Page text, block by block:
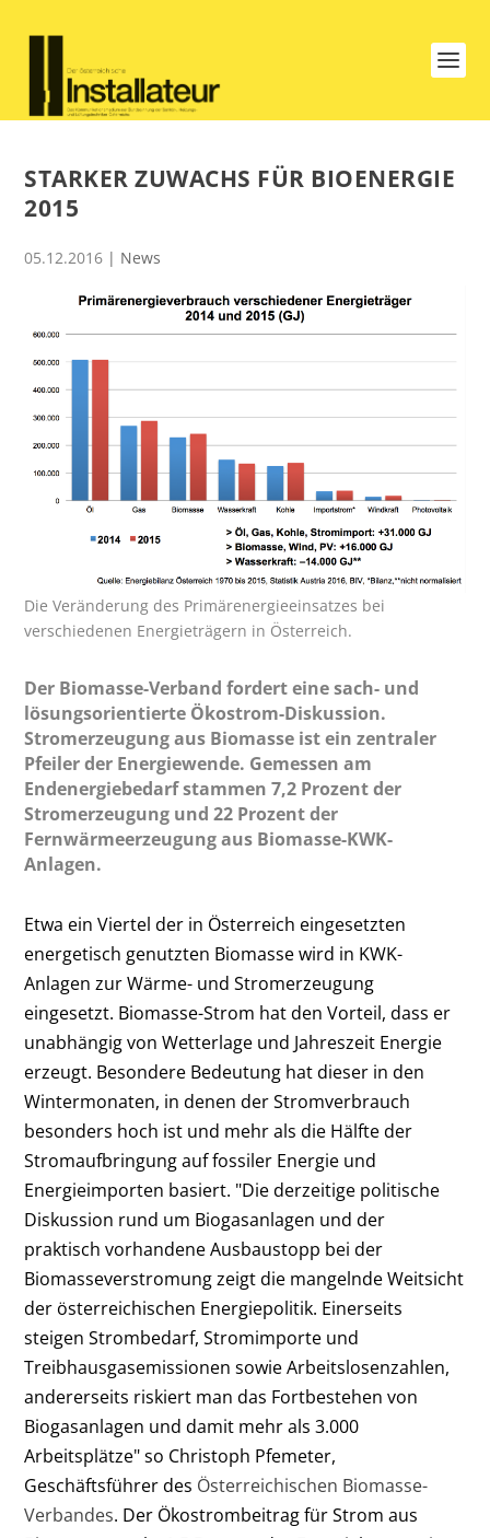
STARKER ZUWACHS FÜR BIOENERGIE
2015
05.12.2016 | News
Die Veränderung des Primärenergieeinsatzes bei
verschiedenen Energieträgern in Österreich.
Der Biomasse-Verband fordert eine sach- und
lösungsorientierte Ökostrom-Diskussion.
Stromerzeugung aus Biomasse ist ein zentraler
Pfeiler der Energiewende. Gemessen am
Endenergiebedarf stammen 7,2 Prozent der
Stromerzeugung und 22 Prozent der
Fernwärmeerzeugung aus Biomasse-KWK-
Anlagen.
Etwa ein Viertel der in Österreich eingesetzten
energetisch genutzten Biomasse wird in KWK-
Anlagen zur Wärme- und Stromerzeugung
eingesetzt. Biomasse-Strom hat den Vorteil, dass er
unabhängig von Wetterlage und Jahreszeit Energie
erzeugt. Besondere Bedeutung hat dieser in den
Wintermonaten, in denen der Stromverbrauch
besonders hoch ist und mehr als die Hälfte der
Stromaufbringung auf fossiler Energie und
Energieimporten basiert. "Die derzeitige politische
Diskussion rund um Biogasanlagen und der
praktisch vorhandene Ausbaustopp bei der
Biomasseverstromung zeigt die mangelnde Weitsicht
der österreichischen Energiepolitik. Einerseits
steigen Strombedarf, Stromimporte und
Treibhausgasemissionen sowie Arbeitslosenzahlen,
andererseits riskiert man das Fortbestehen von
Biogasanlagen und damit mehr als 3.000
Arbeitsplätze" so Christoph Pfemeter,
Geschäftsführer des Österreichischen Biomasse-
Verbandes. Der Ökostrombeitrag für Strom aus